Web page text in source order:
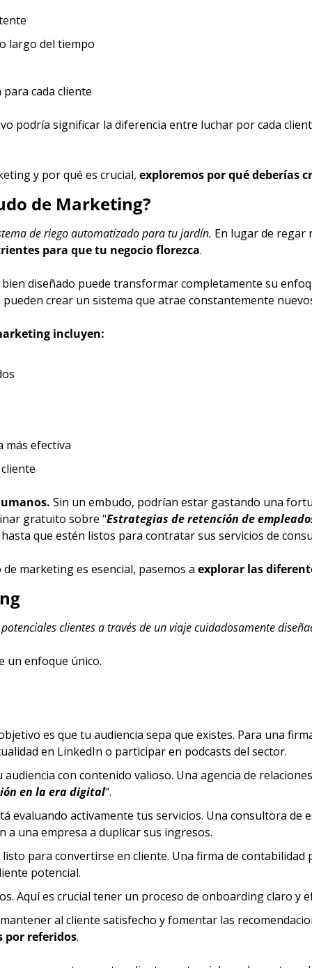
largo del tiempo
cada cliente
podría significar la diferencia entre luchar por cada
y por qué es crucial, exploremos por qué deberías
de Marketing?
de riego automatizado para tu jardín.
para que tu negocio florezca.
diseñado puede transformar completamente su
crear un sistema que atrae constantemente
incluyen:
más efectiva
Sin un embudo, podrían estar gastando una
gratuito sobre "Estrategias de retención de
que estén listos para contratar sus servicios de
marketing es esencial, pasemos a explorar las
clientes a través de un viaje cuidadosamente
un enfoque único.
es que tu audiencia sepa que existes. Para una
en LinkedIn o participar en podcasts del sector.
audiencia con contenido valioso. Una agencia de
en la era digital".
evaluando activamente tus servicios. Una consultora
una empresa a duplicar sus ingresos.
listo para convertirse en cliente. Una firma de
potencial.
Aquí es crucial tener un proceso de onboarding claro y
al cliente satisfecho y fomentar las
por referidos.